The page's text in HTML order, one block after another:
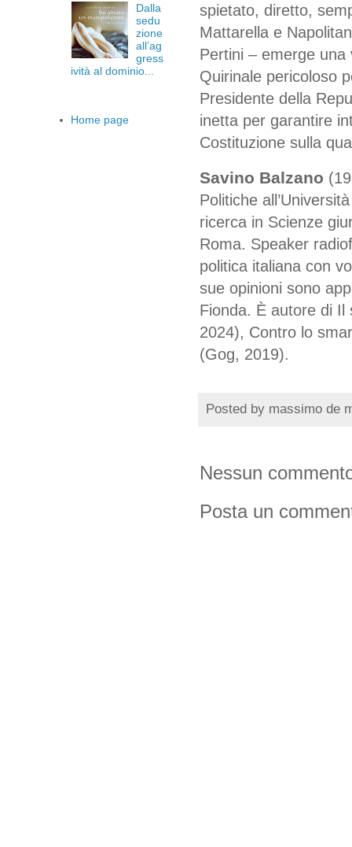
spietato, diretto,
Mattarella e
Pertini – emerge
Quirinale pericoloso
Presidente della
inetta per garantire
Costituzione sulla
Savino Balzano
Politiche
ricerca in Scienze
Roma. Speaker
politica italiana con
sue opinioni sono
Fionda. È autore di Il
2024), Contro lo
(Gog, 2019).
Posted by massimo de
Nessun
Posta un
Dalla
sedu
zione
all’ag
gress
ività al dominio...
Home page